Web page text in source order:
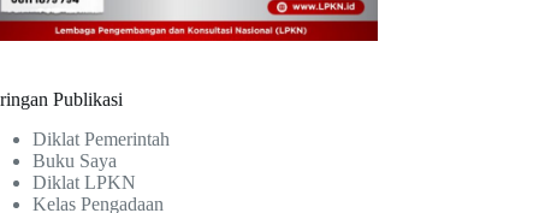
Publikasi
Diklat Pemerintah
Buku Saya
Diklat LPKN
Kelas Pengadaan